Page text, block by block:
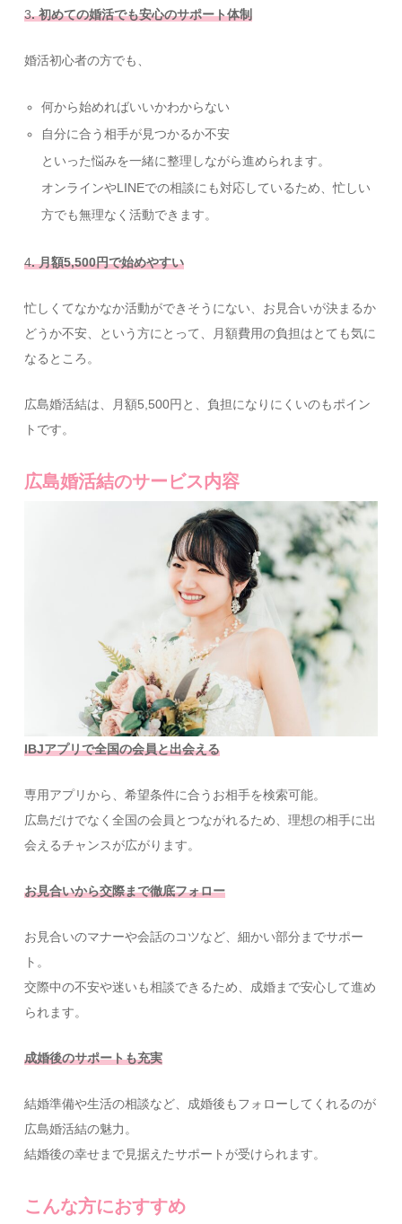
3. 初めての婚活でも安心のサポート体制
婚活初心者の方でも、
何から始めればいいかわからない
自分に合う相手が見つかるか不安
といった悩みを一緒に整理しながら進められます。
オンラインやLINEでの相談にも対応しているため、忙しい
方でも無理なく活動できます。
4. 月額5,500円で始めやすい
忙しくてなかなか活動ができそうにない、お見合いが決まるか
どうか不安、という方にとって、月額費用の負担はとても気に
なるところ。
広島婚活結は、月額5,500円と、負担になりにくいのもポイン
トです。
広島婚活結のサービス内容
IBJアプリで全国の会員と出会える
専用アプリから、希望条件に合うお相手を検索可能。
広島だけでなく全国の会員とつながれるため、理想の相手に出
会えるチャンスが広がります。
お見合いから交際まで徹底フォロー
お見合いのマナーや会話のコツなど、細かい部分までサポー
ト。
交際中の不安や迷いも相談できるため、成婚まで安心して進め
られます。
成婚後のサポートも充実
結婚準備や生活の相談など、成婚後もフォローしてくれるのが
広島婚活結の魅力。
結婚後の幸せまで見据えたサポートが受けられます。
こんな方におすすめ